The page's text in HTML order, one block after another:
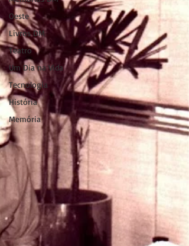
Oeste
Livros DM
Teatro
Um Dia na Vida
Tecnologia
História
Memória